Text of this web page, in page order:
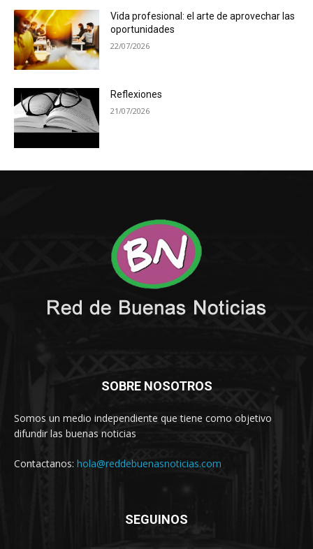
Vida profesional: el arte de aprovechar las
oportunidades
22/07/2026
Reflexiones
21/07/2026
SOBRE NOSOTROS
Somos un medio independiente que tiene como objetivo
difundir las buenas noticias
Contactanos: hola@reddebuenasnoticias.com
SEGUINOS